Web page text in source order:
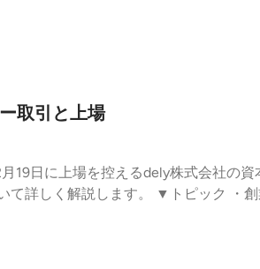
取引と上場
19日に上場を控えるdely株式会社の
・創業から上場までの資本政策の
発生 ・グループシナジーを活かし